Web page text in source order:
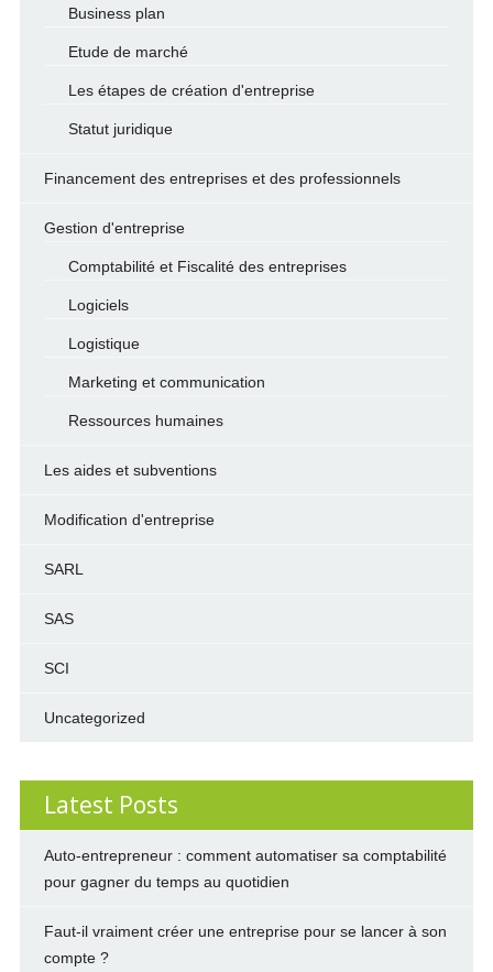
Business plan
Etude de marché
Les étapes de création d'entreprise
Statut juridique
Financement des entreprises et des professionnels
Gestion d'entreprise
Comptabilité et Fiscalité des entreprises
Logiciels
Logistique
Marketing et communication
Ressources humaines
Les aides et subventions
Modification d'entreprise
SARL
SAS
SCI
Uncategorized
Latest Posts
Auto-entrepreneur : comment automatiser sa comptabilité
pour gagner du temps au quotidien
Faut-il vraiment créer une entreprise pour se lancer à son
compte ?